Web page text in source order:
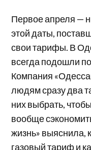
Первое апреля —
этой даты,
свои тарифы. В
всегда подошли
Компания
людям сразу два
них выбрать,
вообще
жизнь» выяснила,
газовый тариф и